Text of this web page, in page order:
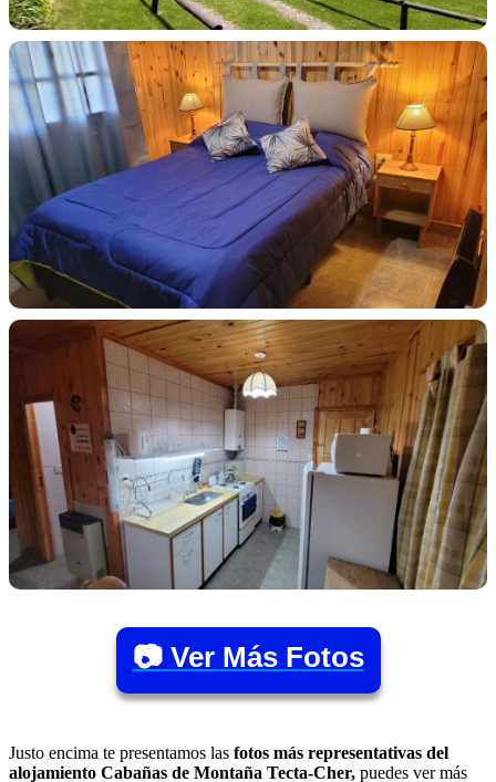
📷 Ver Más Fotos
Justo encima te presentamos las fotos más representativas del
alojamiento Cabañas de Montaña Tecta-Cher, puedes ver más